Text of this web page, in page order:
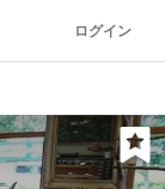
ログイン